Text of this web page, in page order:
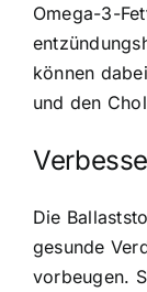
Omega-3-
können
und den
Die
gesunde
vorbeugen.